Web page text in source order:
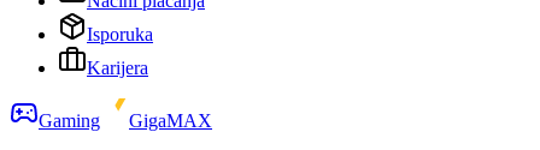
Isporuka
Karijera
Gaming
GigaMAX